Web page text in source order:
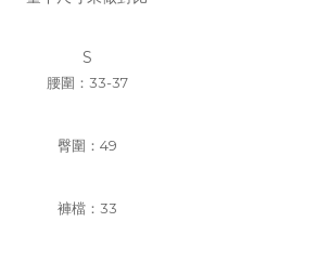
S
腰圍：33-37
臀圍：49
褲檔：33